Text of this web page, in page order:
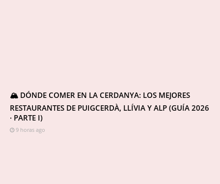
🏔️ DÓNDE COMER EN LA CERDANYA: LOS MEJORES
RESTAURANTES DE PUIGCERDÀ, LLÍVIA Y ALP (GUÍA 2026
· PARTE I)
9 horas ago